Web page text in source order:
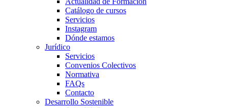
Catálogo de cursos
Servicios
Instagram
Dónde estamos
Jurídico
Servicios
Convenios Colectivos
Normativa
FAQs
Contacto
Desarrollo Sostenible